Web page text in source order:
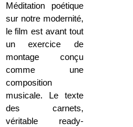
Méditation poétique
sur notre modernité,
le film est avant tout
un exercice de
montage conçu
comme une
composition
musicale. Le texte
des carnets,
véritable ready-